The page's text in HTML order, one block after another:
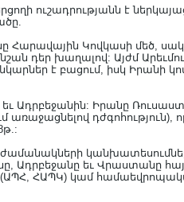
ուշադրությանն է
Հարավային Կովկասի մեծ,
դեր խաղալով: Այժմ
է բացում, իսկ Իրանի
Ադրբեջանին: Իրանը
դժգոհություն),
ժամանակների
եւ Վրաստանը
ՀԱՊԿ) կամ